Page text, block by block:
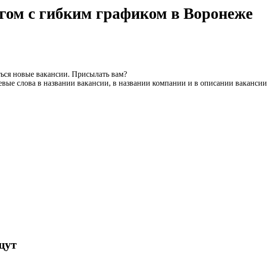
с гибким графиком в Воронеже
новые вакансии. Присылать вам?
слова в названии вакансии, в названии компании и в описании вакансии